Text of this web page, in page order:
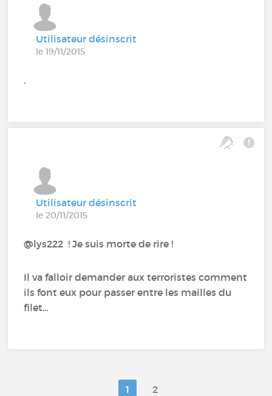
Utilisateur désinscrit
le 19/11/2015
.
Utilisateur désinscrit
le 20/11/2015
@lys222 ! Je suis morte de rire !
Il va falloir demander aux terroristes comment
ils font eux pour passer entre les mailles du
filet...
1 2